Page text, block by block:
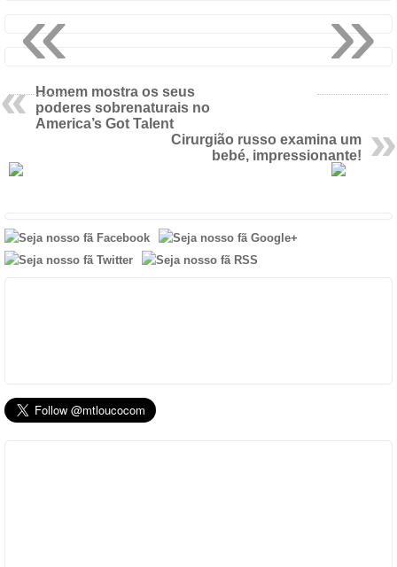
Homem mostra os seus
poderes sobrenaturais no
America’s Got Talent
Cirurgião russo examina um
bebé, impressionante!
»
«